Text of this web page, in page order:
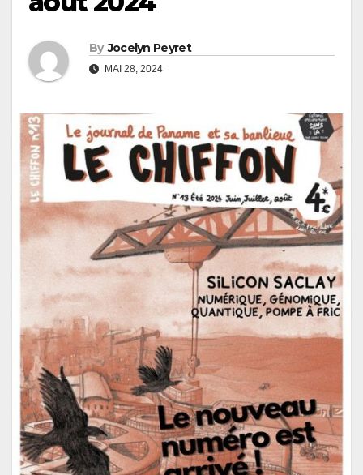
By Jocelyn Peyret
MAI 28, 2024